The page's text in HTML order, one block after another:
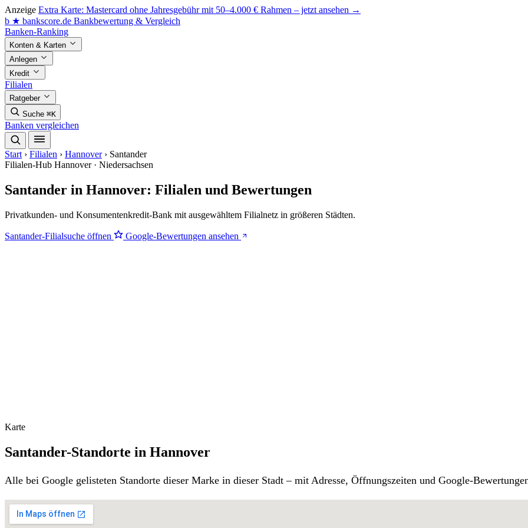
Anzeige Extra Karte: Mastercard ohne Jahresgebühr mit 50–4.000 € Rahmen – jetzt ansehen →
b ★ bankscore.de Bankbewertung & Vergleich
Banken-Ranking
Konten & Karten
Anlegen
Kredit
Filialen
Ratgeber
Suche ⌘K
Banken vergleichen
Start › Filialen › Hannover › Santander
Filialen-Hub Hannover · Niedersachsen
Santander in Hannover: Filialen und Bewertungen
Privatkunden- und Konsumentenkredit-Bank mit ausgewähltem Filialnetz in größeren Städten.
Santander-Filialsuche öffnen Google-Bewertungen ansehen
Karte
Santander-Standorte in Hannover
Alle bei Google gelisteten Standorte dieser Marke in dieser Stadt – mit Adresse, Öffnungszeiten und Google-